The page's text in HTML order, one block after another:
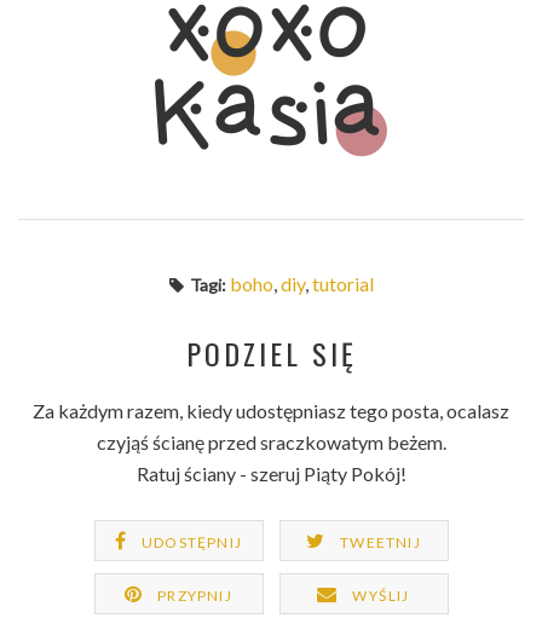
Tagi: boho,diy,tutorial
PODZIEL SIĘ
Za każdym razem, kiedy udostępniasz tego posta, ocalasz
czyjąś ścianę przed sraczkowatym beżem.
Ratuj ściany - szeruj Piąty Pokój!
UDOSTĘPNIJ TWEETNIJ
PRZYPNIJ WYŚLIJ